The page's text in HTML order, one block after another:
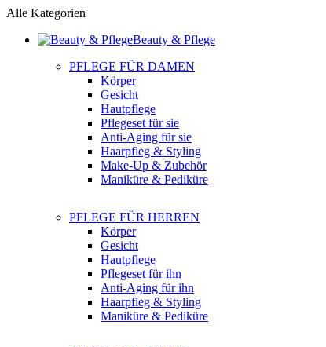
Alle Kategorien
Beauty & Pflege
PFLEGE FÜR DAMEN
Körper
Gesicht
Hautpflege
Pflegeset für sie
Anti-Aging für sie
Haarpfleg & Styling
Make-Up & Zubehör
Maniküre & Pediküre
PFLEGE FÜR HERREN
Körper
Gesicht
Hautpflege
Pflegeset für ihn
Anti-Aging für ihn
Haarpfleg & Styling
Maniküre & Pediküre